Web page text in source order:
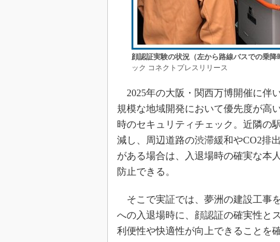
顔認証実験の状況（左から路線バスでの乗降
ック コネクトプレスリリース
2025年の大阪・関西万博開催に伴
規模な地域開発において優先度が高
時のセキュリティチェック。近隣の
減し、周辺道路の渋滞緩和やCO2排
がある場合は、入退場時の確実な本
防止できる。
そこで実証では、夢洲の建設工事
への入退場時に、顔認証の確実性と
利便性や快適性が向上できることを